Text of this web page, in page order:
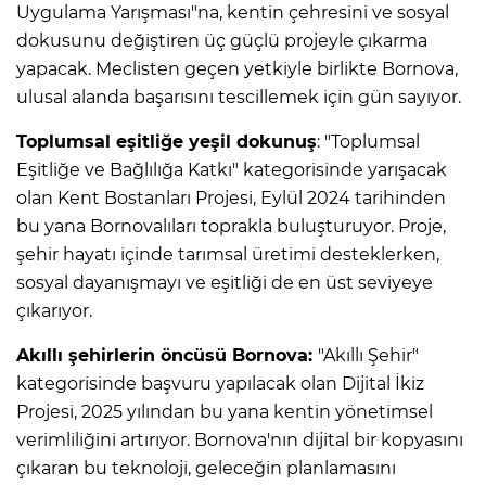
Uygulama Yarışması"na, kentin çehresini ve sosyal
dokusunu değiştiren üç güçlü projeyle çıkarma
yapacak. Meclisten geçen yetkiyle birlikte Bornova,
ulusal alanda başarısını tescillemek için gün sayıyor.
Toplumsal eşitliğe yeşil dokunuş: "Toplumsal
Eşitliğe ve Bağlılığa Katkı" kategorisinde yarışacak
olan Kent Bostanları Projesi, Eylül 2024 tarihinden
bu yana Bornovalıları toprakla buluşturuyor. Proje,
şehir hayatı içinde tarımsal üretimi desteklerken,
sosyal dayanışmayı ve eşitliği de en üst seviyeye
çıkarıyor.
Akıllı şehirlerin öncüsü Bornova: "Akıllı Şehir"
kategorisinde başvuru yapılacak olan Dijital İkiz
Projesi, 2025 yılından bu yana kentin yönetimsel
verimliliğini artırıyor. Bornova'nın dijital bir kopyasını
çıkaran bu teknoloji, geleceğin planlamasını